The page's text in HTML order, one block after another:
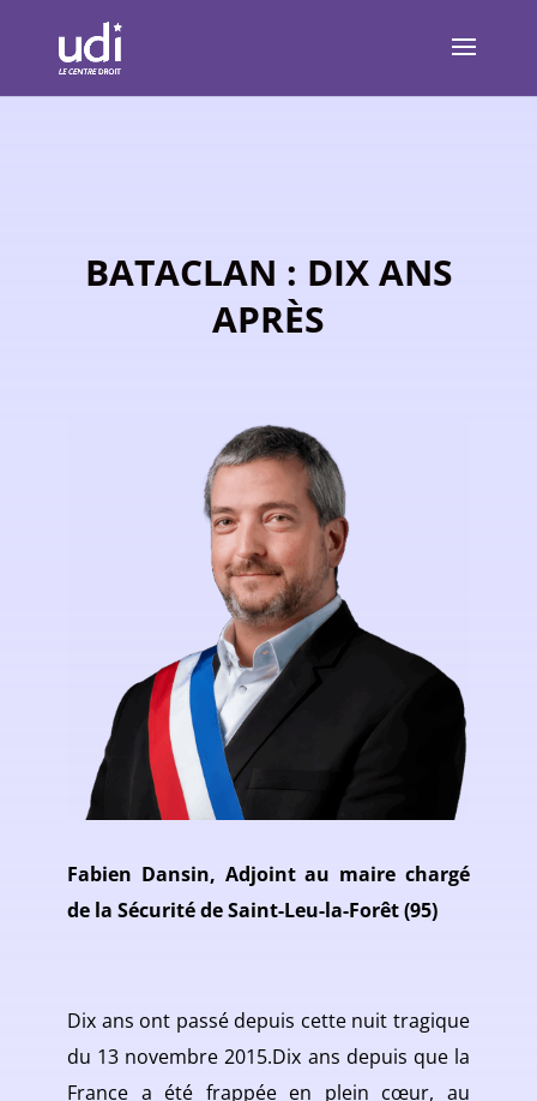
BATACLAN : DIX ANS
APRÈS
Fabien Dansin, Adjoint au maire chargé
de la Sécurité de Saint-Leu-la-Forêt (95)
Dix ans ont passé depuis cette nuit tragique
du 13 novembre 2015.Dix ans depuis que la
France a été frappée en plein cœur, au